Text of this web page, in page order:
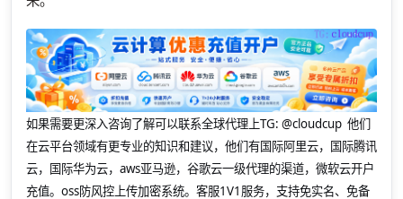
如果需要更深入咨询了解可以联系全球代理上TG: @cloudcup 他们
在云平台领域有更专业的知识和建议，他们有国际阿里云，国际腾讯
云，国际华为云，aws亚马逊，谷歌云一级代理的渠道，微软云开户
充值。oss防风控上传加密系统。客服1V1服务，支持免实名、免备